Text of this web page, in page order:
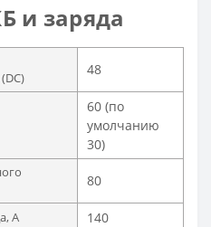
и заряда
48
60 (по
умолчанию
30)
80
А 140